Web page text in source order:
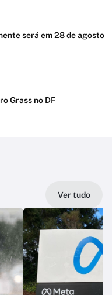
será em 28 de agosto
Grass no DF
Ver tudo